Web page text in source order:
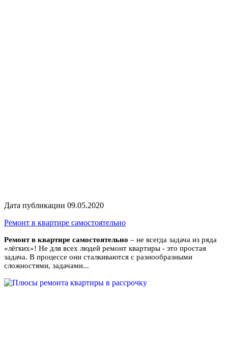
Дата публикации 09.05.2020
Ремонт в квартире самостоятельно
Ремонт в квартире самостоятельно – не всегда задача из ряда
«лёгких»! Не для всех людей ремонт квартиры - это простая
задача. В процессе они сталкиваются с разнообразными
сложностями, задачами...